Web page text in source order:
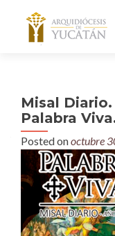
Misal
Palabra
Posted onoctubre